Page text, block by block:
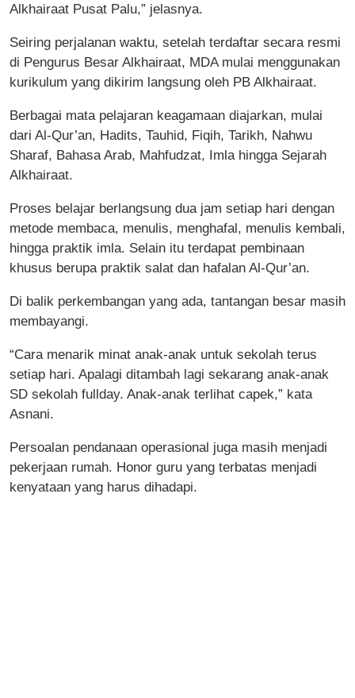
Alkhairaat Pusat Palu,” jelasnya.
Seiring perjalanan waktu, setelah terdaftar secara resmi
di Pengurus Besar Alkhairaat, MDA mulai menggunakan
kurikulum yang dikirim langsung oleh PB Alkhairaat.
Berbagai mata pelajaran keagamaan diajarkan, mulai
dari Al-Qur’an, Hadits, Tauhid, Fiqih, Tarikh, Nahwu
Sharaf, Bahasa Arab, Mahfudzat, Imla hingga Sejarah
Alkhairaat.
Proses belajar berlangsung dua jam setiap hari dengan
metode membaca, menulis, menghafal, menulis kembali,
hingga praktik imla. Selain itu terdapat pembinaan
khusus berupa praktik salat dan hafalan Al-Qur’an.
Di balik perkembangan yang ada, tantangan besar masih
membayangi.
“Cara menarik minat anak-anak untuk sekolah terus
setiap hari. Apalagi ditambah lagi sekarang anak-anak
SD sekolah fullday. Anak-anak terlihat capek,” kata
Asnani.
Persoalan pendanaan operasional juga masih menjadi
pekerjaan rumah. Honor guru yang terbatas menjadi
kenyataan yang harus dihadapi.